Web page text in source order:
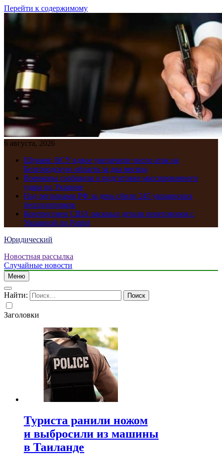
Перейти к содержимому
6 августа, 2026
Шуваев: ВСУ вдвое увеличили число атак на
Белгородскую область за два месяца
Военкоры сообщили о подготовке массированного
удара по Украине
Над регионами РФ за день сбили 245 украинских
беспилотников
Конгрессмен США раскрыл детали переговоров с
Украиной по Patriot
Юридический
Новостная рассылка
Случайные новости
Меню
Найти:
Заголовки
Туриста ранили ножом
и выбросили из машины
в Таиланде